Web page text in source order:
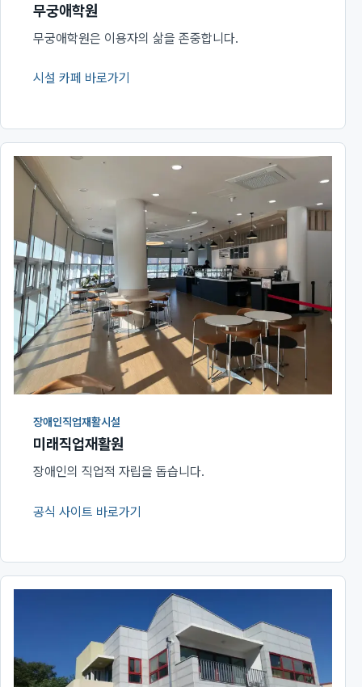
무궁애학원
무궁애학원은 이용자의 삶을 존중합니다.
시설 카페 바로가기
(새 창에서 열림)
장애인직업재활시설
미래직업재활원
장애인의 직업적 자립을 돕습니다.
공식 사이트 바로가기
(새 창에서 열림)